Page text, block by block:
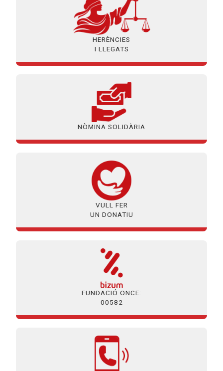
HERÈNCIES
I LLEGATS
NÒMINA SOLIDÀRIA
VULL FER
UN DONATIU
FUNDACIÓ ONCE:
00582